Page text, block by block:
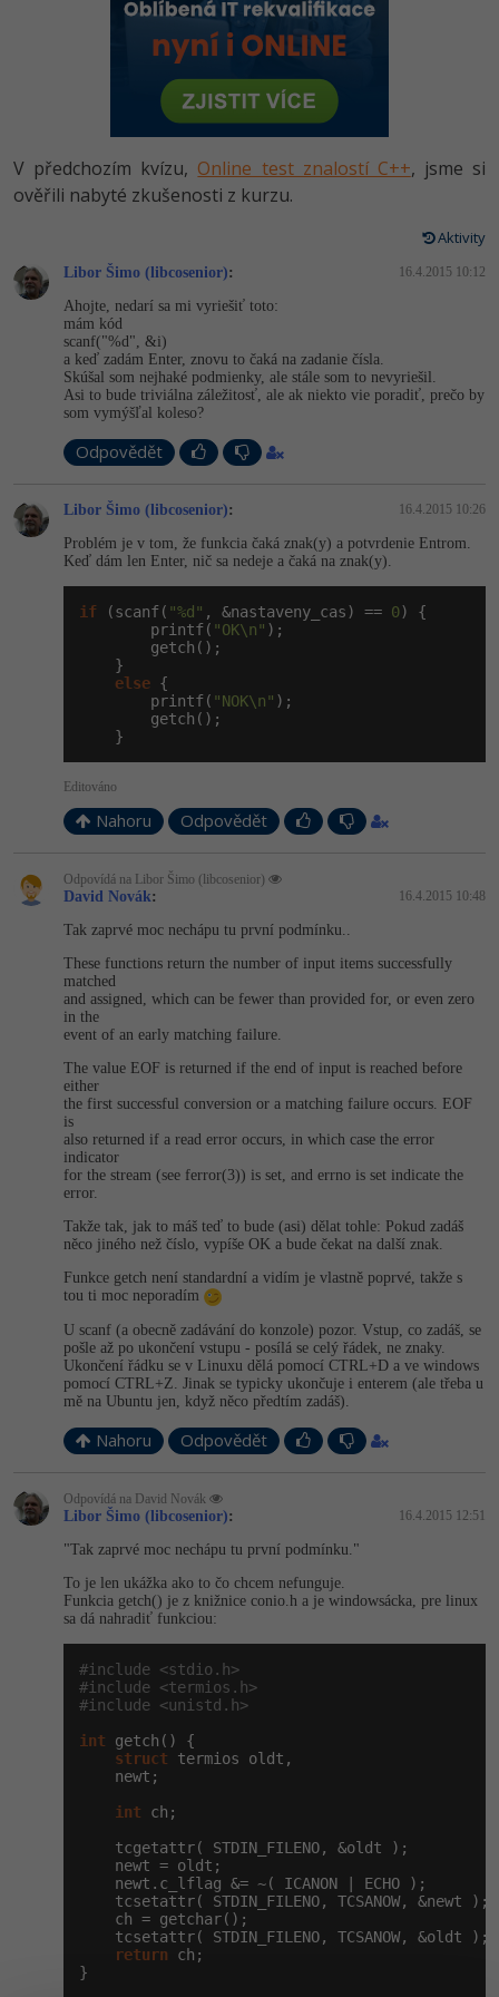
HTML5, CSS3, Bootstrap, SEO
SQL a databáze
UML a návrhové vzory
Spring
ASP.NET MVC
Django
Best practices
JavaScript
HTML / CSS
MySQL/MariaDB
MS-SQL
SQLite
Vývojář mobilních aplikací
Specialista na AI a bigdata
C# Game developer
Webdesigner
Systémový administrátor
Grafik / UX/UI návrhář
3D grafik
Projektový manažer
Copywriter
WordPress specialista
SEO specialista
Python -80%
-80%
-80%
C++ -80%
Kotlin -80%
C
VB.NET
SQL
Algoritmy -41%
-10%
Pro děti
Kurzy e-commerce
Digitální gramotnost
-30%
WordPress
-30%
UX
Business
Kryptoměny -25%
Copywriting -30%
MS Office -80%
Google Dokumenty
Time management
Windows
Linux
Sítě
Kybernetická bezpečnost
Elektronický podpis
Fórum
Kurzy designu
Photoshop -80%
Adobe Lightroom -30%
Adobe InDesign -25%
Adobe After Effects
Blender -80%
Inkscape
Fotografování -80%
Video
Ostatní
Fórum
Příběhy absolventů
Kariéra
V předchozím kvízu, Online test znalostí C++, jsme si
ověřili nabyté zkušenosti z kurzu.
Aktivity
Libor Šimo (libcosenior): 16.4.2015 10:12
Ahojte, nedarí sa mi vyriešiť toto:
mám kód
scanf("%d", &i)
a keď zadám Enter, znovu to čaká na zadanie čísla.
Skúšal som nejhaké podmienky, ale stále som to nevyriešil.
Asi to bude triviálna záležitosť, ale ak niekto vie poradiť, prečo by
som vymýšľal koleso?
Odpovědět
Libor Šimo (libcosenior): 16.4.2015 10:26
Problém je v tom, že funkcia čaká znak(y) a potvrdenie Entrom.
Keď dám len Enter, nič sa nedeje a čaká na znak(y).
if (scanf( "%d" , &nastaveny_cas) == 0) {
        printf(
"OK\n" );
        getch();
    }
else {
        printf(
"NOK\n" );
        getch();
    }
Editováno
Nahoru Odpovědět
Odpovídá na Libor Šimo (libcosenior)
David Novák: 16.4.2015 10:48
Tak zaprvé moc nechápu tu první podmínku..
These functions return the number of input items successfully
matched
and assigned, which can be fewer than provided for, or even zero
in the
event of an early matching failure.
The value EOF is returned if the end of input is reached before
either
the first successful conversion or a matching failure occurs. EOF
is
also returned if a read error occurs, in which case the error
indicator
for the stream (see ferror(3)) is set, and errno is set indicate the
error.
Takže tak, jak to máš teď to bude (asi) dělat tohle: Pokud zadáš
něco jiného než číslo, vypíše OK a bude čekat na další znak.
Funkce getch není standardní a vidím je vlastně poprvé, takže s
tou ti moc neporadím
U scanf (a obecně zadávání do konzole) pozor. Vstup, co zadáš, se
pošle až po ukončení vstupu - posílá se celý řádek, ne znaky.
Ukončení řádku se v Linuxu dělá pomocí CTRL+D a ve windows
pomocí CTRL+Z. Jinak se typicky ukončuje i enterem (ale třeba u
mě na Ubuntu jen, když něco předtím zadáš).
Nahoru Odpovědět
Odpovídá na David Novák
Libor Šimo (libcosenior): 16.4.2015 12:51
"Tak zaprvé moc nechápu tu první podmínku."
To je len ukážka ako to čo chcem nefunguje.
Funkcia getch() je z knižnice conio.h a je windowsácka, pre linux
sa dá nahradiť funkciou:
#include <stdio.h>
#include <termios.h>
#include <unistd.h>
int getch() {
struct termios oldt,
    newt;
int ch;
    tcgetattr( STDIN_FILENO, &oldt );
    newt = oldt;
    newt.c_lflag &= ~( ICANON | ECHO );
    tcsetattr( STDIN_FILENO, TCSANOW, &newt );
    ch = getchar();
    tcsetattr( STDIN_FILENO, TCSANOW, &oldt );
return ch;
}